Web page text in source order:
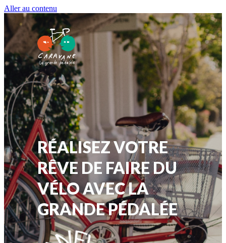
Aller au contenu
RÉALISEZ VOTRE
RÊVE DE FAIRE DU
VÉLO AVEC LA
GRANDE PÉDALÉE